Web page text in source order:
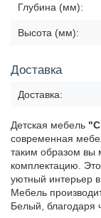
Глубина (мм):
Высота (мм):
Доставка
Доставка:
Детская мебель
современная
таким образом вы
комплектацию.
уютный интерьер в
Мебель
Белый, благодаря